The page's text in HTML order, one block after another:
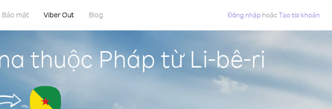
Bảo mật Viber Out Blog Đăng nhập hoặcTạo tài khoản
thuộc Pháp từ Li-bê-ri